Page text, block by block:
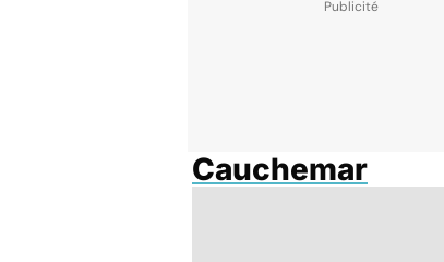
Cauchemar